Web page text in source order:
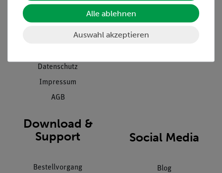
Presse
Stellenangebote
Datenschutz
Impressum
AGB
Inventarisierungs- &
Inbetriebnahme & Schulungen
Download &
Support
Bestellvorgang
Social Media
Blog
Alle ablehnen
Auswahl akzeptieren